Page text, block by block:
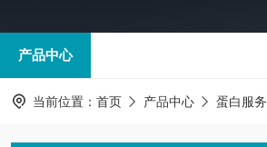
产品中心
当前位置： 首页 产品中心 蛋白服务